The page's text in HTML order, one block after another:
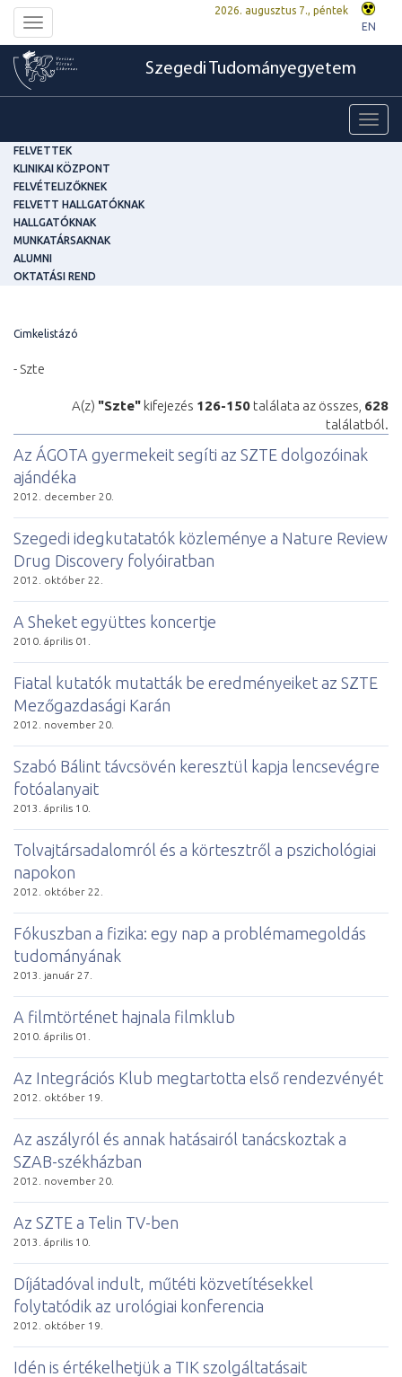
Toggle
navigation
2026. augusztus 7., péntek
EN
Szegedi Tudományegyetem
FELVETTEK
KLINIKAI KÖZPONT
FELVÉTELIZŐKNEK
FELVETT HALLGATÓKNAK
HALLGATÓKNAK
MUNKATÁRSAKNAK
ALUMNI
OKTATÁSI REND
Cimkelistázó
- Szte
A(z) "Szte" kifejezés 126-150 találata az összes, 628
találatból.
Az ÁGOTA gyermekeit segíti az SZTE dolgozóinak
ajándéka
2012. december 20.
Szegedi idegkutatatók közleménye a Nature Review
Drug Discovery folyóiratban
2012. október 22.
A Sheket együttes koncertje
2010. április 01.
Fiatal kutatók mutatták be eredményeiket az SZTE
Mezőgazdasági Karán
2012. november 20.
Szabó Bálint távcsövén keresztül kapja lencsevégre
fotóalanyait
2013. április 10.
Tolvajtársadalomról és a körtesztről a pszichológiai
napokon
2012. október 22.
Fókuszban a fizika: egy nap a problémamegoldás
tudományának
2013. január 27.
A filmtörténet hajnala filmklub
2010. április 01.
Az Integrációs Klub megtartotta első rendezvényét
2012. október 19.
Az aszályról és annak hatásairól tanácskoztak a
SZAB-székházban
2012. november 20.
Az SZTE a Telin TV-ben
2013. április 10.
Díjátadóval indult, műtéti közvetítésekkel
folytatódik az urológiai konferencia
2012. október 19.
Idén is értékelhetjük a TIK szolgáltatásait